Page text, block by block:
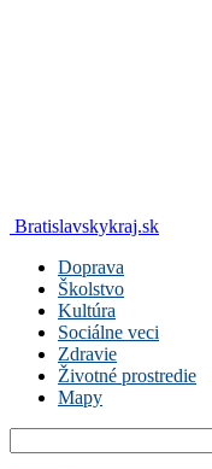
Bratislavskykraj.sk
Doprava
Školstvo
Kultúra
Sociálne veci
Zdravie
Životné prostredie
Mapy